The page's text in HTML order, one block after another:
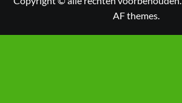
AF themes.